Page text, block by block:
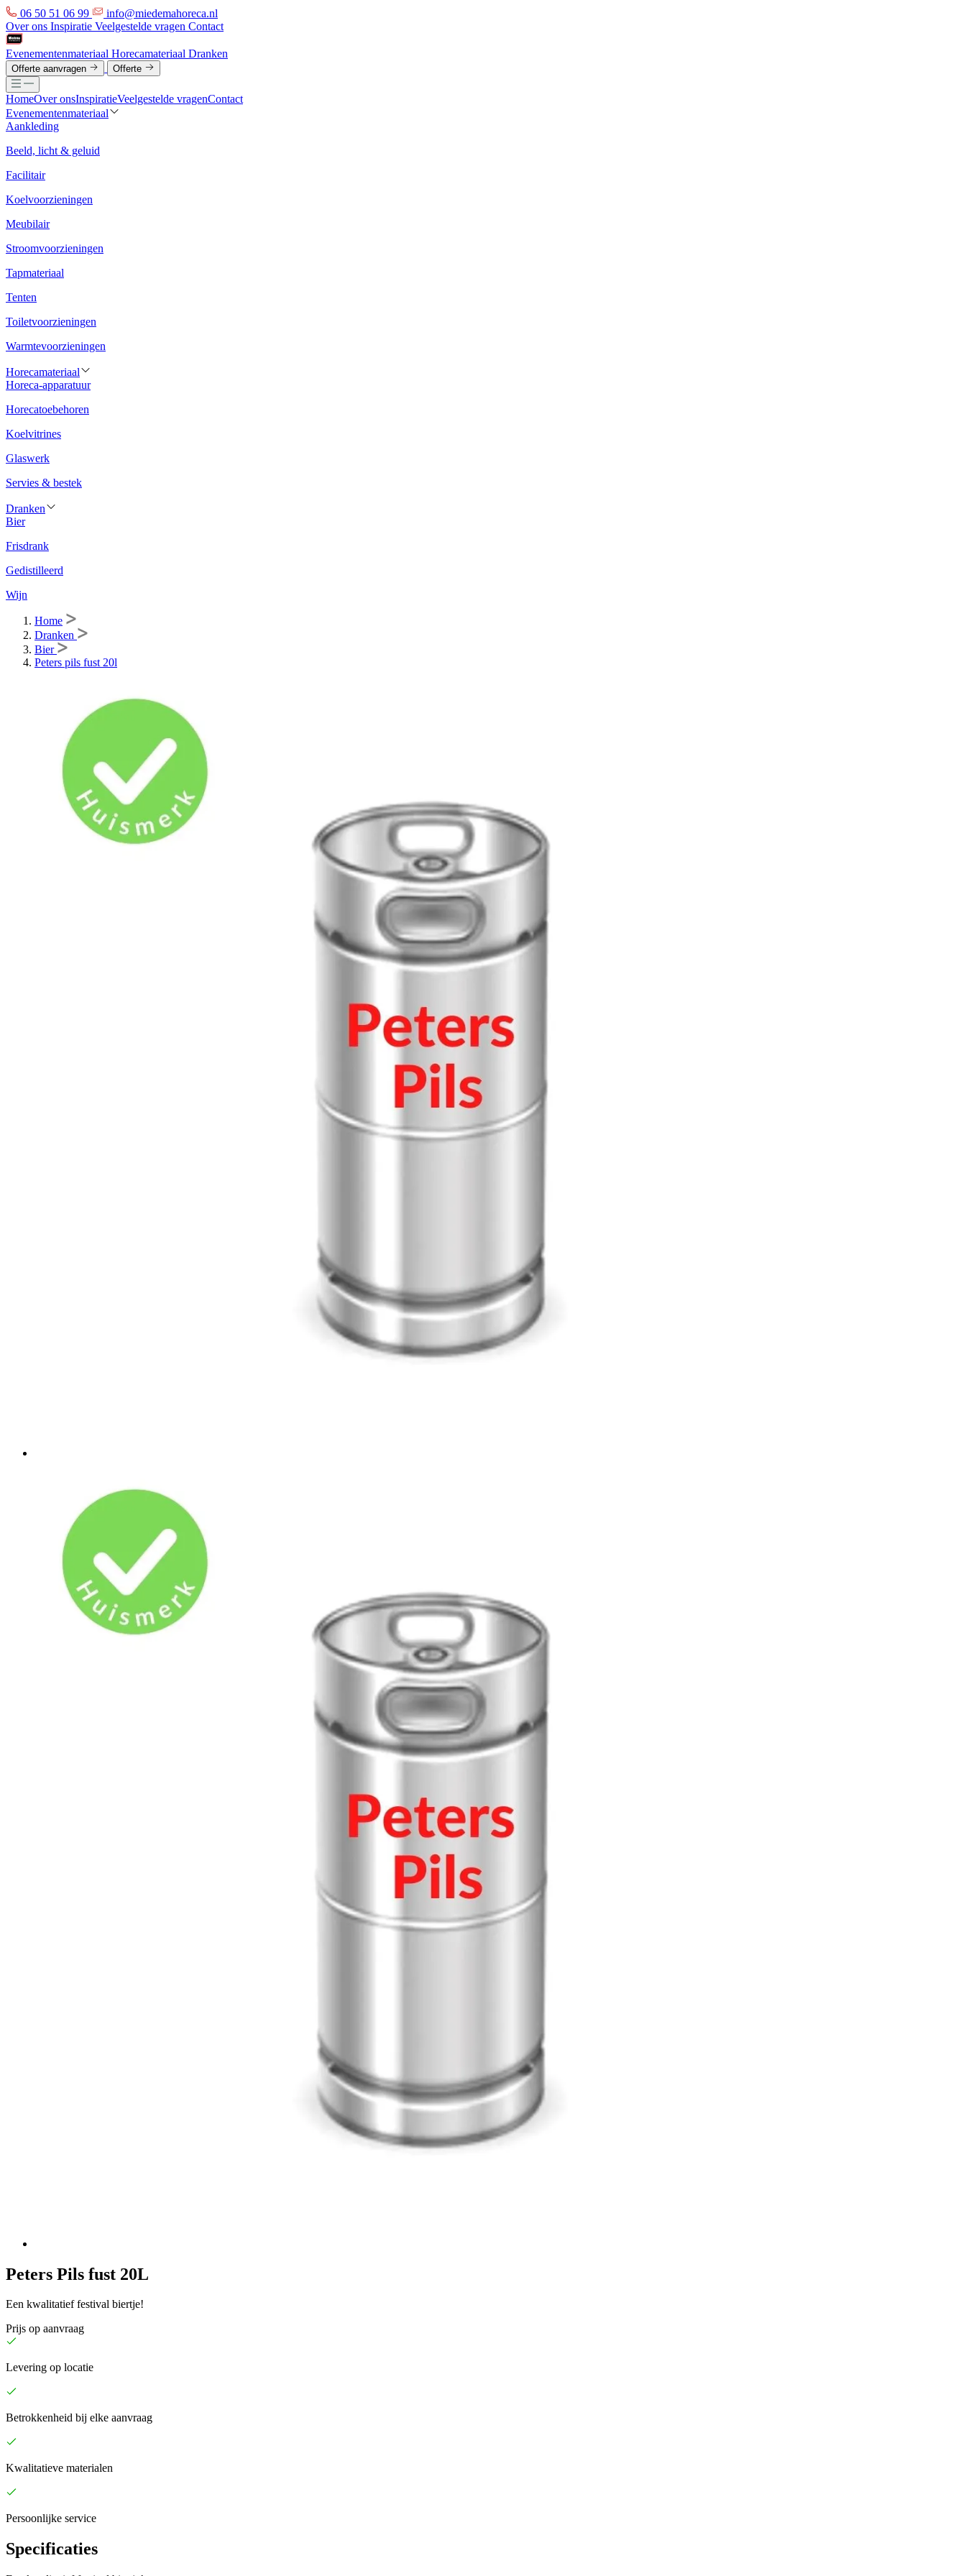
06 50 51 06 99
info@miedemahoreca.nl
Over ons Inspiratie Veelgestelde vragen Contact
Evenementenmateriaal Horecamateriaal Dranken
Offerte aanvragen Offerte
HomeOver onsInspiratieVeelgestelde vragenContact
Evenementenmateriaal
Aankleding
Beeld, licht & geluid
Facilitair
Koelvoorzieningen
Meubilair
Stroomvoorzieningen
Tapmateriaal
Tenten
Toiletvoorzieningen
Warmtevoorzieningen
Horecamateriaal
Horeca-apparatuur
Horecatoebehoren
Koelvitrines
Glaswerk
Servies & bestek
Dranken
Bier
Frisdrank
Gedistilleerd
Wijn
Home
Dranken
Bier
Peters pils fust 20l
Peters Pils fust 20L
Een kwalitatief festival biertje!
Prijs op aanvraag
Levering op locatie
Betrokkenheid bij elke aanvraag
Kwalitatieve materialen
Persoonlijke service
Specificaties